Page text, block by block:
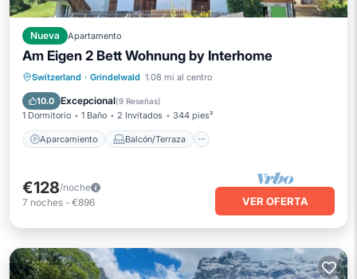
Nueva Apartamento
Am Eigen 2 Bett Wohnung by Interhome
Switzerland · Grindelwald 1.08 mi al centro
10.0 Excepcional(9 Reseñas)
1 Dormitorio 1 Baño 2 Invitados 344 pies²
Aparcamiento Balcón/Terraza
Aparcamiento
Balcón/Terraza
Cocina
Internet
€128/noche
7 noches - €896 VER OFERTA